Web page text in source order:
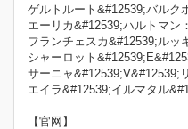
ゲルトルート&#12539;バルク
エーリカ&#12539;ハルトマン
フランチェスカ&#12539;ルッ
シャーロット
サーニャ&#12539;V&#12539;
エイラ&#12539;イルマタル
【官网】